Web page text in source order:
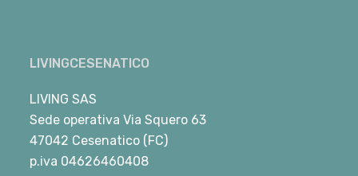
LIVINGCESENATICO
LIVING SAS
Sede operativa Via Squero 63
47042 Cesenatico (FC)
p.iva 04626460408